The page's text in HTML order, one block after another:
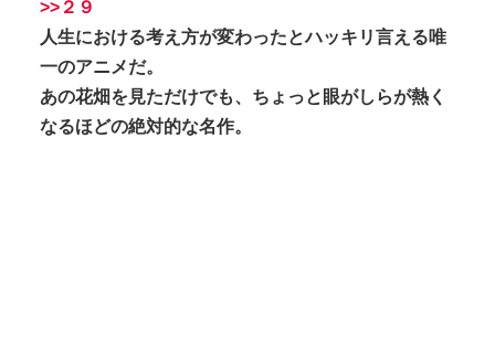
>>２９
人生における考え方が変わったとハッキリ言える唯
一のアニメだ。
あの花畑を見ただけでも、ちょっと眼がしらが熱く
なるほどの絶対的な名作。